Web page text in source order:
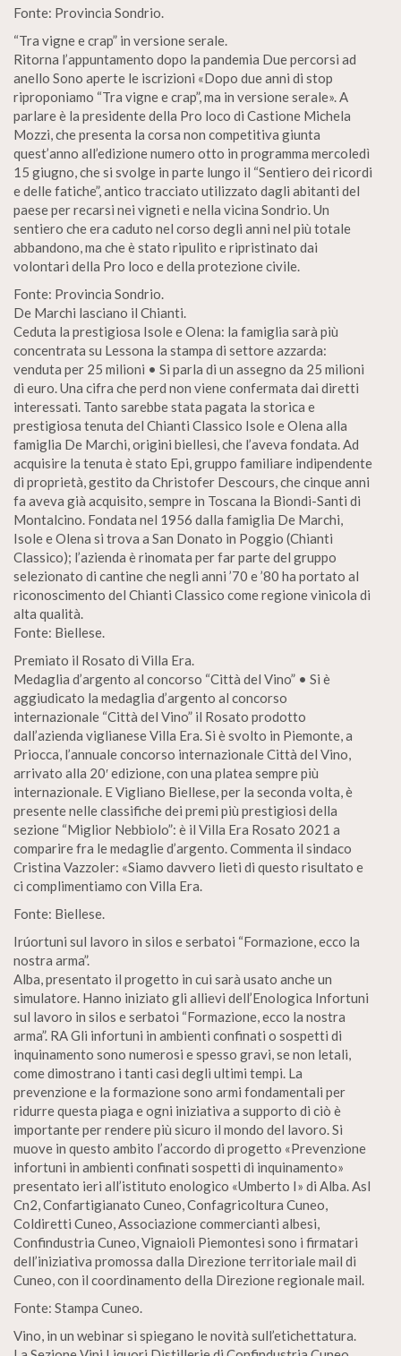
Fonte: Provincia Sondrio.
“Tra vigne e crap” in versione serale.
Ritorna l’appuntamento dopo la pandemia Due percorsi ad
anello Sono aperte le iscrizioni «Dopo due anni di stop
riproponiamo “Tra vigne e crap”, ma in versione serale». A
parlare è la presidente della Pro loco di Castione Michela
Mozzi, che presenta la corsa non competitiva giunta
quest’anno all’edizione numero otto in programma mercoledì
15 giugno, che si svolge in parte lungo il “Sentiero dei ricordi
e delle fatiche”, antico tracciato utilizzato dagli abitanti del
paese per recarsi nei vigneti e nella vicina Sondrio. Un
sentiero che era caduto nel corso degli anni nel più totale
abbandono, ma che è stato ripulito e ripristinato dai
volontari della Pro loco e della protezione civile.
Fonte: Provincia Sondrio.
De Marchi lasciano il Chianti.
Ceduta la prestigiosa Isole e Olena: la famiglia sarà più
concentrata su Lessona la stampa di settore azzarda:
venduta per 25 milioni • Si parla di un assegno da 25 milioni
di euro. Una cifra che perd non viene confermata dai diretti
interessati. Tanto sarebbe stata pagata la storica e
prestigiosa tenuta del Chianti Classico Isole e Olena alla
famiglia De Marchi, origini biellesi, che l’aveva fondata. Ad
acquisire la tenuta è stato Epi, gruppo familiare indipendente
di proprietà, gestito da Christofer Descours, che cinque anni
fa aveva già acquisito, sempre in Toscana la Biondi-Santi di
Montalcino. Fondata nel 1956 dalla famiglia De Marchi,
Isole e Olena si trova a San Donato in Poggio (Chianti
Classico); l’azienda è rinomata per far parte del gruppo
selezionato di cantine che negli anni ’70 e ’80 ha portato al
riconoscimento del Chianti Classico come regione vinicola di
alta qualità.
Fonte: Biellese.
Premiato il Rosato di Villa Era.
Medaglia d’argento al concorso “Città del Vino” • Si è
aggiudicato la medaglia d’argento al concorso
internazionale “Città del Vino” il Rosato prodotto
dall’azienda viglianese Villa Era. Si è svolto in Piemonte, a
Priocca, l’annuale concorso internazionale Città del Vino,
arrivato alla 20′ edizione, con una platea sempre più
internazionale. E Vigliano Biellese, per la seconda volta, è
presente nelle classifiche dei premi più prestigiosi della
sezione “Miglior Nebbiolo”: è il Villa Era Rosato 2021 a
comparire fra le medaglie d’argento. Commenta il sindaco
Cristina Vazzoler: «Siamo davvero lieti di questo risultato e
ci complimentiamo con Villa Era.
Fonte: Biellese.
Irúortuni sul lavoro in silos e serbatoi “Formazione, ecco la
nostra arma”.
Alba, presentato il progetto in cui sarà usato anche un
simulatore. Hanno iniziato gli allievi dell’Enologica Infortuni
sul lavoro in silos e serbatoi “Formazione, ecco la nostra
arma”. RA Gli infortuni in ambienti confinati o sospetti di
inquinamento sono numerosi e spesso gravi, se non letali,
come dimostrano i tanti casi degli ultimi tempi. La
prevenzione e la formazione sono armi fondamentali per
ridurre questa piaga e ogni iniziativa a supporto di ciò è
importante per rendere più sicuro il mondo del lavoro. Si
muove in questo ambito l’accordo di progetto «Prevenzione
infortuni in ambienti confinati sospetti di inquinamento»
presentato ieri all’istituto enologico «Umberto I» di Alba. Asl
Cn2, Confartigianato Cuneo, Confagricoltura Cuneo,
Coldiretti Cuneo, Associazione commercianti albesi,
Confindustria Cuneo, Vignaioli Piemontesi sono i firmatari
dell’iniziativa promossa dalla Direzione territoriale mail di
Cuneo, con il coordinamento della Direzione regionale mail.
Fonte: Stampa Cuneo.
Vino, in un webinar si spiegano le novità sull’etichettatura.